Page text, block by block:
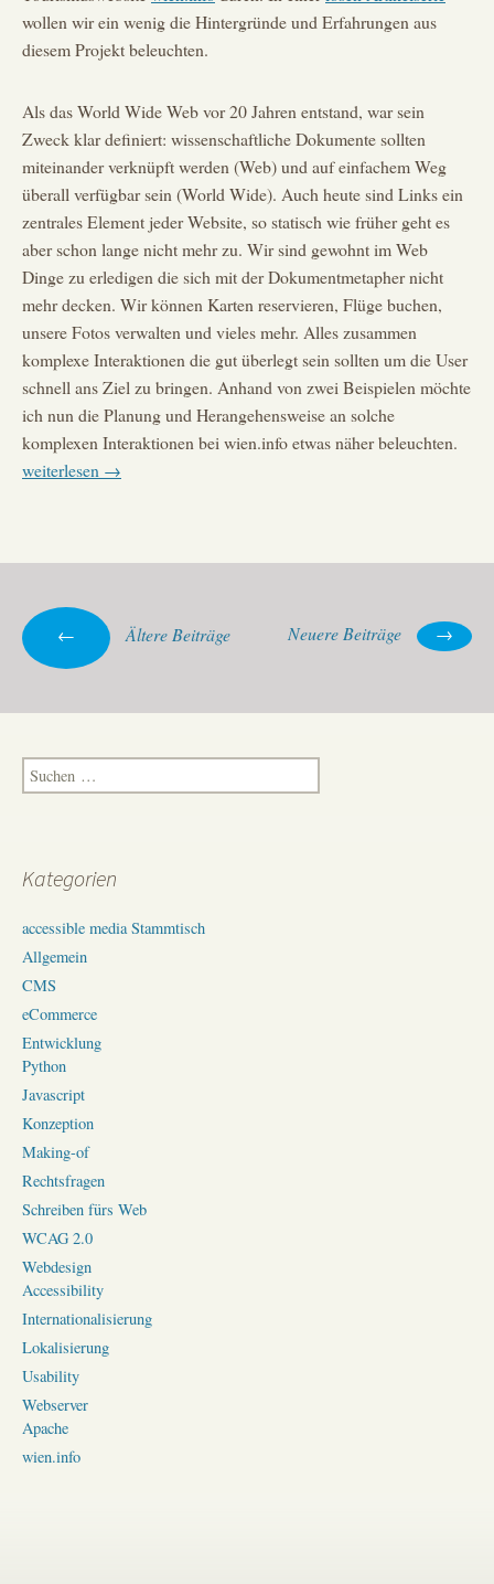
wollen wir ein wenig die Hintergründe und Erfahrungen aus
diesem Projekt beleuchten.
Als das World Wide Web vor 20 Jahren entstand, war sein
Zweck klar definiert: wissenschaftliche Dokumente sollten
miteinander verknüpft werden (Web) und auf einfachem Weg
überall verfügbar sein (World Wide). Auch heute sind Links ein
zentrales Element jeder Website, so statisch wie früher geht es
aber schon lange nicht mehr zu. Wir sind gewohnt im Web
Dinge zu erledigen die sich mit der Dokumentmetapher nicht
mehr decken. Wir können Karten reservieren, Flüge buchen,
unsere Fotos verwalten und vieles mehr. Alles zusammen
komplexe Interaktionen die gut überlegt sein sollten um die User
schnell ans Ziel zu bringen. Anhand von zwei Beispielen möchte
ich nun die Planung und Herangehensweise an solche
komplexen Interaktionen bei wien.info etwas näher beleuchten.
weiterlesen →
Beitrags-
Navigation
← Ältere Beiträge Neuere Beiträge →
Suchen
nach:
Kategorien
accessible media Stammtisch
Allgemein
CMS
eCommerce
Entwicklung
Python
Javascript
Konzeption
Making-of
Rechtsfragen
Schreiben fürs Web
WCAG 2.0
Webdesign
Accessibility
Internationalisierung
Lokalisierung
Usability
Webserver
Apache
wien.info